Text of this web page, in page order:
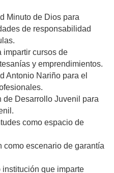
Minuto de Dios para
de responsabilidad
impartir cursos de
y emprendimientos.
Antonio Nariño para el
de Desarrollo Juvenil para
como espacio de
como escenario de garantía
que imparte